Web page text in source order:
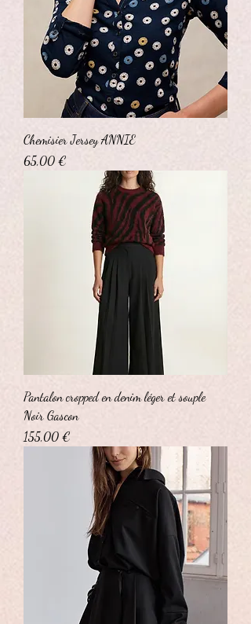
Chemisier Jersey ANNIE
Prix
65,00 €
Pantalon cropped en denim léger et souple
Noir Gascon
Prix
155,00 €